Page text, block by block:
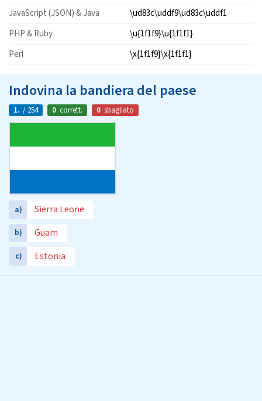
JavaScript (JSON) & Java
\ud83c\uddf9\ud83c\uddf1
PHP & Ruby
\u{1f1f9}\u{1f1f1}
Perl
\x{1f1f9}\x{1f1f1}
Indovina la bandiera del paese
1. / 254 0 corrett. 0 sbagliato
a) Sierra Leone
b) Guam
c) Estonia